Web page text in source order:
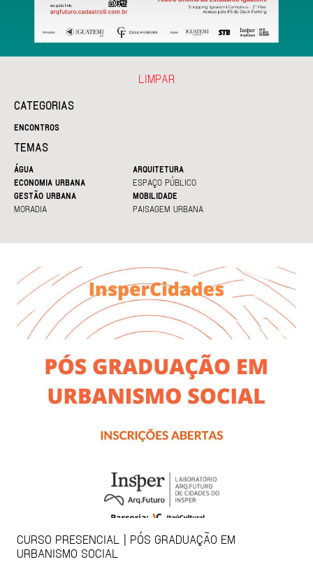
CATEGORIAS
ENCONTROS
TEMAS
ÁGUA
ARQUITETURA
ECONOMIA URBANA
ESPAÇO PÚBLICO
GESTÃO URBANA
MOBILIDADE
MORADIA
PAISAGEM URBANA
LIMPAR
CURSO PRESENCIAL | PÓS GRADUAÇÃO EM
URBANISMO SOCIAL